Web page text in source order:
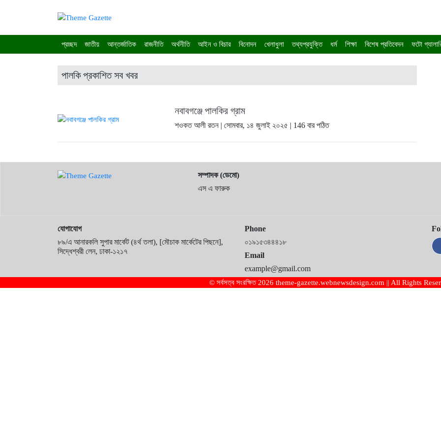
প্রচ্ছদ জাতীয় আন্তর্জাতিক রাজনীতি অর্থনীতি আইন ও বিচার বিনোদন খেলাধুলা তথ্যপ্রযুক্তি ধর্ম শিক্ষা বিশেষ প্রতিবেদন ফটো
পালকি প্রকাশিত সব খবর
নবাবগঞ্জে পালকির গ্রাম
শওকত আলী রতন | সোমবার, ১৪ জুলাই ২০২৫ | 146 বার পঠিত
সম্পাদক (ডেমো)
এস এ ফারুক
যোগাযোগ
৮৯/এ আনারকলি সুপার মার্কেট (৪র্থ তলা), [মৌচাক মার্কেটের পিছনে],
সিদ্ধেশ্বরী লেন, ঢাকা-১২১৭
Phone
০১৯১৫৩৪৪৪১৮
Email
example@gmail.com
© সর্বসত্ব সংরক্ষিত 2026 theme-gazette.webnewsdesign.com || All Rights